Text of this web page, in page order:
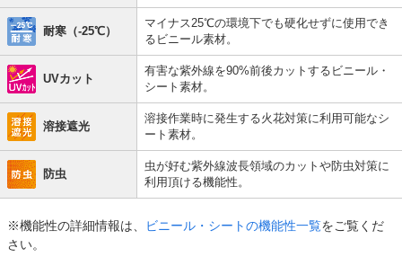
耐寒（-25℃）
マイナス25℃の環境下でも硬化せずに使用でき
るビニール素材。
UVカット
有害な紫外線を90%前後カットするビニール・
シート素材。
溶接遮光
溶接作業時に発生する火花対策に利用可能なシ
ート素材。
防虫
虫が好む紫外線波長領域のカットや防虫対策に
利用頂ける機能性。
※機能性の詳細情報は、 ビニール・シートの機能性一覧をご覧くだ
さい。